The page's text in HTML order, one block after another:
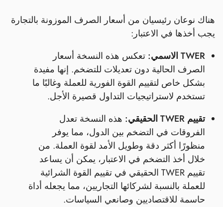
هناك نوعان رئيسيان من أسعار الصرف الموزونة بالتجارة
يجب أخذها في الاعتبار:
TWER الاسمي:
تعكس هذه النسخة أسعار
الصرف الحالية دون تعديلات للتضخم. إنها مفيدة
بشكل خاص لتقييم القوة الفورية للعملة وغالبًا ما
تستخدم لاستراتيجيات التداول قصيرة الأجل.
تقييم TWER الحقيقي:
هذه النسخة تعدل
الفروقات في التضخم بين الدول، مما يوفر
منظورًا أكثر دقة وطويل الأمد لقوة العملة. من
خلال أخذ التضخم في الاعتبار، يمكن أن يساعد
تقييم TWER الحقيقي في تقييم القوة الشرائية
للعملة بالنسبة لشركائها التجاريين، مما يجعله أداة
حاسمة للاقتصاديين وصانعي السياسات.